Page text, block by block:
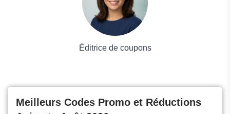
Éditrice de coupons
Meilleurs Codes Promo et Réductions